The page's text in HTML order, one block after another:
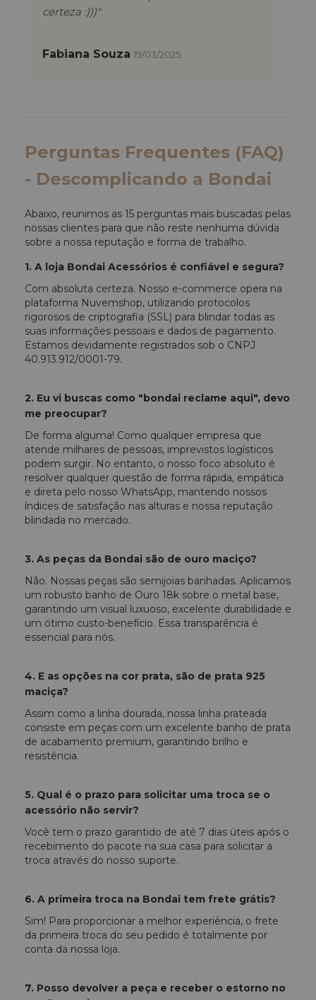
certeza :)))"
Fabiana Souza 19/03/2025
Perguntas Frequentes (FAQ)
- Descomplicando a Bondai
Abaixo, reunimos as 15 perguntas mais buscadas pelas
nossas clientes para que não reste nenhuma dúvida
sobre a nossa reputação e forma de trabalho.
1. A loja Bondai Acessórios é confiável e segura?
Com absoluta certeza. Nosso e-commerce opera na
plataforma Nuvemshop, utilizando protocolos
rigorosos de criptografia (SSL) para blindar todas as
suas informações pessoais e dados de pagamento.
Estamos devidamente registrados sob o CNPJ
40.913.912/0001-79.
2. Eu vi buscas como "bondai reclame aqui", devo
me preocupar?
De forma alguma! Como qualquer empresa que
atende milhares de pessoas, imprevistos logísticos
podem surgir. No entanto, o nosso foco absoluto é
resolver qualquer questão de forma rápida, empática
e direta pelo nosso WhatsApp, mantendo nossos
índices de satisfação nas alturas e nossa reputação
blindada no mercado.
3. As peças da Bondai são de ouro maciço?
Não. Nossas peças são semijoias banhadas. Aplicamos
um robusto banho de Ouro 18k sobre o metal base,
garantindo um visual luxuoso, excelente durabilidade e
um ótimo custo-benefício. Essa transparência é
essencial para nós.
4. E as opções na cor prata, são de prata 925
maciça?
Assim como a linha dourada, nossa linha prateada
consiste em peças com um excelente banho de prata
de acabamento premium, garantindo brilho e
resistência.
5. Qual é o prazo para solicitar uma troca se o
acessório não servir?
Você tem o prazo garantido de até 7 dias úteis após o
recebimento do pacote na sua casa para solicitar a
troca através do nosso suporte.
6. A primeira troca na Bondai tem frete grátis?
Sim! Para proporcionar a melhor experiência, o frete
da primeira troca do seu pedido é totalmente por
conta da nossa loja.
7. Posso devolver a peça e receber o estorno no